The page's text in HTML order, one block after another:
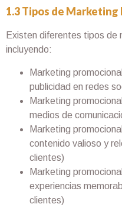
1.3 Tipos de Marketing
Existen diferentes tipos de
incluyendo:
Marketing
publicidad en redes
Marketing
medios de
Marketing
contenido valioso y
clientes)
Marketing
experiencias
clientes)